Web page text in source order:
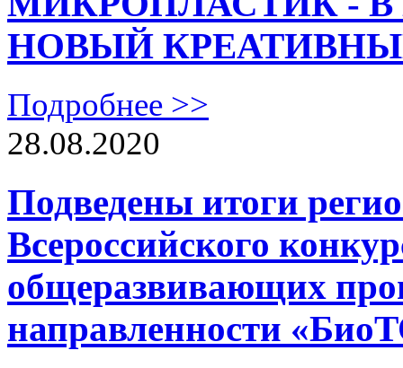
НОВЫЙ
Подробнее >>
28.08.2020
Подведены итоги
Всероссийского
общеразвивающих
направленности